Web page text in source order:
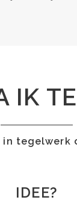
IK
in tegelwerk
IDEE?